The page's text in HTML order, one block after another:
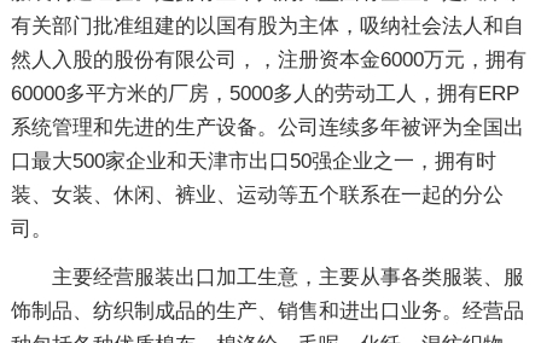
有关部门批准组建的以国有股为主体，吸纳社会法人和自
然人入股的股份有限公司，，注册资本金6000万元，拥有
60000多平方米的厂房，5000多人的劳动工人，拥有ERP
系统管理和先进的生产设备。公司连续多年被评为全国出
口最大500家企业和天津市出口50强企业之一，拥有时
装、女装、休闲、裤业、运动等五个联系在一起的分公
司。
主要经营服装出口加工生意，主要从事各类服装、服
饰制品、纺织制成品的生产、销售和进出口业务。经营品